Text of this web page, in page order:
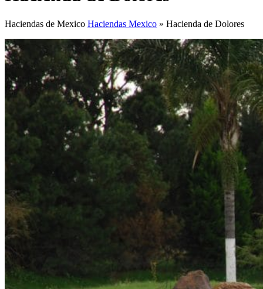
Haciendas de Mexico Haciendas Mexico » Hacienda de Dolores